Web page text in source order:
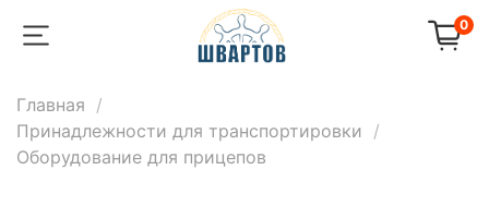
0
Главная
Принадлежности для транспортировки
Оборудование для прицепов